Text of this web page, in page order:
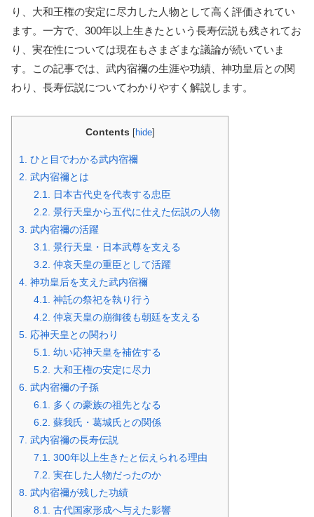
り、大和王権の安定に尽力した人物として高く評価されてい
ます。一方で、300年以上生きたという長寿伝説も残されてお
り、実在性については現在もさまざまな議論が続いていま
す。この記事では、武内宿禰の生涯や功績、神功皇后との関
わり、長寿伝説についてわかりやすく解説します。
Contents [hide]
1. ひと目でわかる武内宿禰
2. 武内宿禰とは
2.1. 日本古代史を代表する忠臣
2.2. 景行天皇から五代に仕えた伝説の人物
3. 武内宿禰の活躍
3.1. 景行天皇・日本武尊を支える
3.2. 仲哀天皇の重臣として活躍
4. 神功皇后を支えた武内宿禰
4.1. 神託の祭祀を執り行う
4.2. 仲哀天皇の崩御後も朝廷を支える
5. 応神天皇との関わり
5.1. 幼い応神天皇を補佐する
5.2. 大和王権の安定に尽力
6. 武内宿禰の子孫
6.1. 多くの豪族の祖先となる
6.2. 蘇我氏・葛城氏との関係
7. 武内宿禰の長寿伝説
7.1. 300年以上生きたと伝えられる理由
7.2. 実在した人物だったのか
8. 武内宿禰が残した功績
8.1. 古代国家形成へ与えた影響